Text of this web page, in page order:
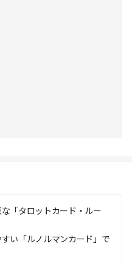
「タロットカード・ルー
い「ルノルマンカード」で